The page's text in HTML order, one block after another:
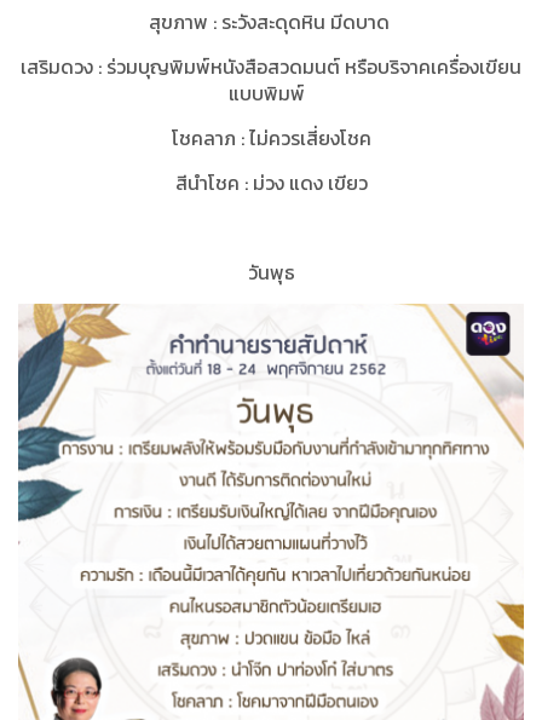
สุขภาพ :ระวังสะดุดหิน มีดบาด
เสริมดวง : ร่วมบุญพิมพ์หนังสือสวดมนต์ หรือบริจาคเครื่องเขียน
แบบพิมพ์
โชคลาภ :ไม่ควรเสี่ยงโชค
สีนำโชค :ม่วง แดง เขียว
วันพุธ